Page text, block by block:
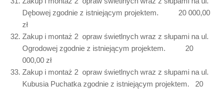
Dębowej zgodnie z istniejącym projektem. 20 000,00
zł
Zakup i montaż 2 opraw świetlnych wraz z słupami na ul.
Ogrodowej zgodnie z istniejącym projektem. 20
000,00 zł
Zakup i montaż 2 opraw świetlnych wraz z słupami na ul.
Kubusia Puchatka zgodnie z istniejącym projektem. 20